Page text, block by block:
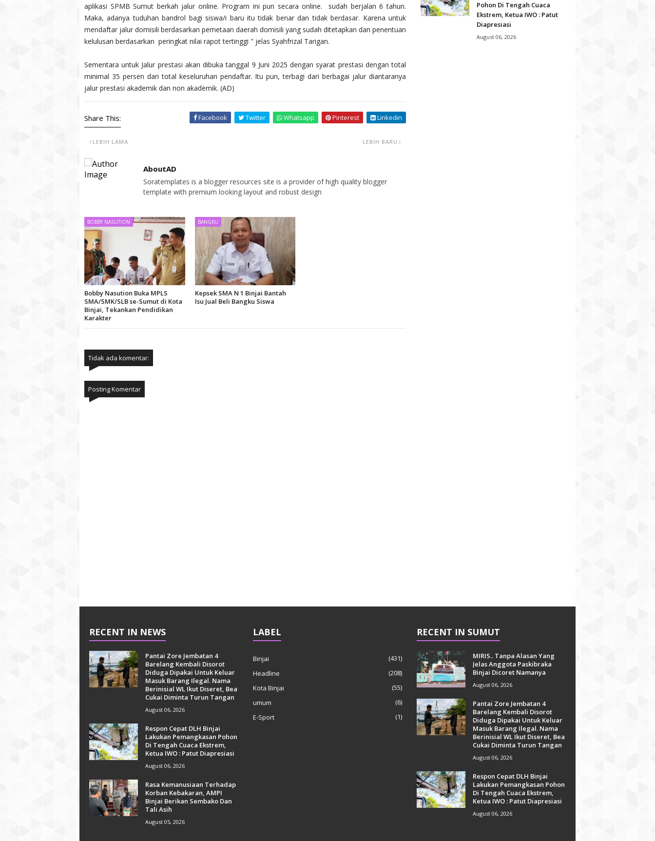
aplikasi SPMB Sumut berkah jalur online. Program ini pun secara online. sudah berjalan 6 tahun.
Maka, adanya tuduhan bandrol bagi siswa/i baru itu tidak benar dan tidak berdasar. Karena untuk
mendaftar jalur domisili berdasarkan pemetaan daerah domisili yang sudah ditetapkan dan penentuan
kelulusan berdasarkan peringkat nilai rapot tertinggi " jelas Syahfrizal Tarigan.
Sementara untuk Jalur prestasi akan dibuka tanggal 9 Juni 2025 dengan syarat prestasi dengan total
minimal 35 persen dari total keseluruhan pendaftar. Itu pun, terbagi dari berbagai jalur diantaranya
jalur prestasi akademik dan non akademik. (AD)
Share This: Facebook Twitter Whatsapp Pinterest Linkedin
LEBIH BARU
LEBIH LAMA
AboutAD
Soratemplates is a blogger resources site is a provider of high quality blogger
template with premium looking layout and robust design
BOBBY NASUTION
Bobby Nasution Buka MPLS
SMA/SMK/SLB se-Sumut di Kota
Binjai, Tekankan Pendidikan
Karakter
BANGKU
Kepsek SMA N 1 Binjai Bantah
Isu Jual Beli Bangku Siswa
Tidak ada komentar:
Posting Komentar
Pohon Di Tengah Cuaca
Ekstrem, Ketua IWO : Patut
Diapresiasi
August 06, 2026
RECENT IN NEWS
Pantai Zore Jembatan 4
Barelang Kembali Disorot
Diduga Dipakai Untuk Keluar
Masuk Barang Ilegal. Nama
Berinisial WL Ikut Diseret, Bea
Cukai Diminta Turun Tangan
August 06, 2026
Respon Cepat DLH Binjai
Lakukan Pemangkasan Pohon
Di Tengah Cuaca Ekstrem,
Ketua IWO : Patut Diapresiasi
August 06, 2026
Rasa Kemanusiaan Terhadap
Korban Kebakaran, AMPI
Binjai Berikan Sembako Dan
Tali Asih
August 05, 2026
LABEL
Binjai
(431)
Headline
(208)
Kota Binjai
(55)
umum
(6)
E-Sport
(1)
RECENT IN SUMUT
MIRIS.. Tanpa Alasan Yang
Jelas Anggota Paskibraka
Binjai Dicoret Namanya
August 06, 2026
Pantai Zore Jembatan 4
Barelang Kembali Disorot
Diduga Dipakai Untuk Keluar
Masuk Barang Ilegal. Nama
Berinisial WL Ikut Diseret, Bea
Cukai Diminta Turun Tangan
August 06, 2026
Respon Cepat DLH Binjai
Lakukan Pemangkasan Pohon
Di Tengah Cuaca Ekstrem,
Ketua IWO : Patut Diapresiasi
August 06, 2026